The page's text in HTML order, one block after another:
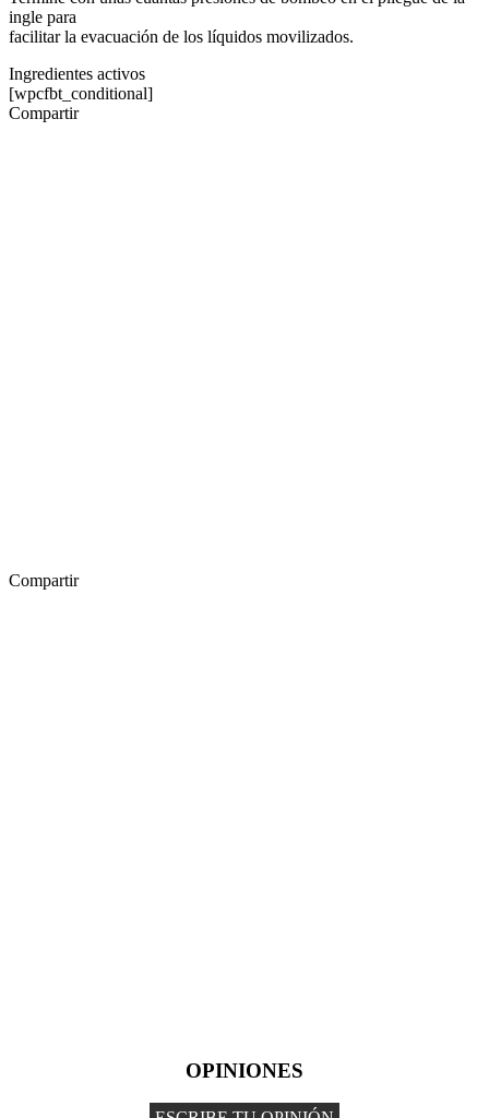
ingle para
facilitar la evacuación de los líquidos movilizados.
Ingredientes activos
[wpcfbt_conditional]
Compartir
Compartir
OPINIONES